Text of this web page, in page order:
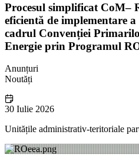
Procesul simplificat CoM–
eficientă de implementare
cadrul Convenției
Energie prin Programul
Anunțuri
Noutăți
30 Iulie 2026
Unitățile administrativ-teritoriale